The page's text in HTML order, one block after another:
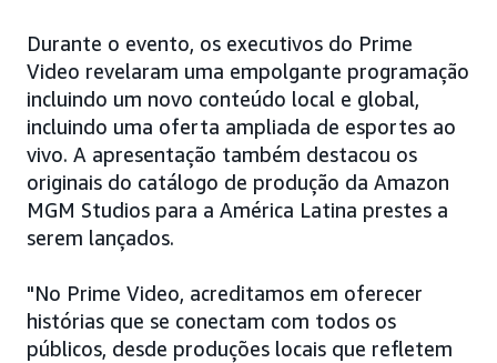
Durante o evento, os executivos do Prime
Video revelaram uma empolgante programação
incluindo um novo conteúdo local e global,
incluindo uma oferta ampliada de esportes ao
vivo. A apresentação também destacou os
originais do catálogo de produção da Amazon
MGM Studios para a América Latina prestes a
serem lançados.
"No Prime Video, acreditamos em oferecer
histórias que se conectam com todos os
públicos, desde produções locais que refletem